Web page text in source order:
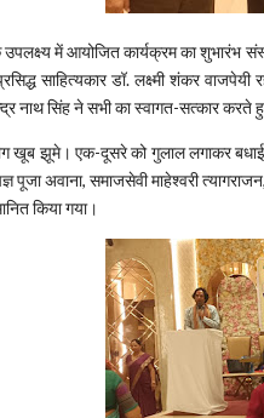
उपलक्ष्य में आयोजित कार्यक्रम का शुभारंभ
साहित्यकार डॉ. लक्ष्मी शंकर वाजपेयी
नाथ सिंह ने सभी का स्वागत-सत्कार करते
खूब झूमे। एक-दूसरे को गुलाल लगाकर बधाई
पूजा अवाना, समाजसेवी माहेश्वरी
किया गया।